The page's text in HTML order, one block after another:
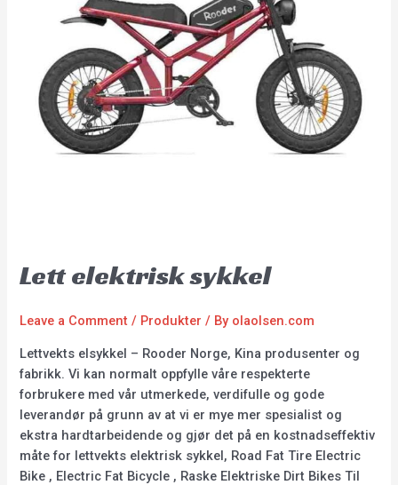
Lett elektrisk sykkel
Leave a Comment / Produkter / By olaolsen.com
Lettvekts elsykkel – Rooder Norge, Kina produsenter og
fabrikk. Vi kan normalt oppfylle våre respekterte
forbrukere med vår utmerkede, verdifulle og gode
leverandør på grunn av at vi er mye mer spesialist og
ekstra hardtarbeidende og gjør det på en kostnadseffektiv
måte for lettvekts elektrisk sykkel, Road Fat Tire Electric
Bike , Electric Fat Bicycle , Raske Elektriske Dirt Bikes Til